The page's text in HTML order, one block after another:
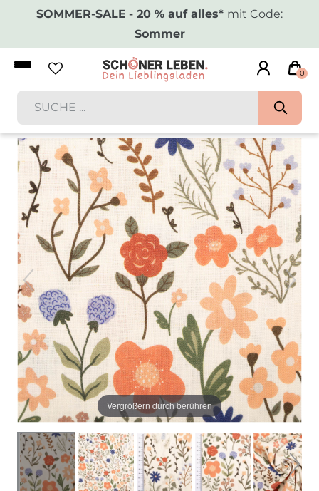
SOMMER-SALE - 20 % auf alles* mit Code:
Sommer
0
Vergrößern durch berühren